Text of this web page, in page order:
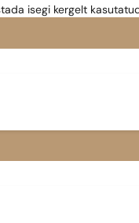
isegi kergelt